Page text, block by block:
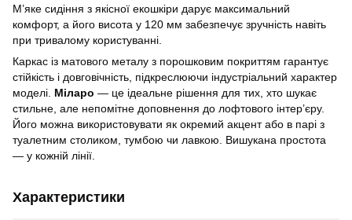
М’яке сидіння з якісної екошкіри дарує максимальний
комфорт, а його висота у 120 мм забезпечує зручність навіть
при тривалому користуванні.
Каркас із матового металу з порошковим покриттям гарантує
стійкість і довговічність, підкреслюючи індустріальний характер
моделі. Міларо — це ідеальне рішення для тих, хто шукає
стильне, але непомітне доповнення до лофтового інтер’єру.
Його можна використовувати як окремий акцент або в парі з
туалетним столиком, тумбою чи лавкою. Вишукана простота
— у кожній лінії.
Характеристики